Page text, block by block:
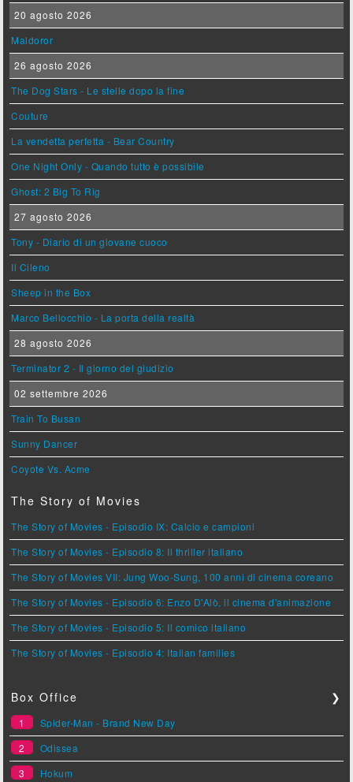
20 agosto 2026
Maldoror
26 agosto 2026
The Dog Stars - Le stelle dopo la fine
Couture
La vendetta perfetta - Bear Country
One Night Only - Quando tutto è possibile
Ghost: 2 Big To Rig
27 agosto 2026
Tony - Diario di un giovane cuoco
Il Cileno
Sheep in the Box
Marco Bellocchio - La porta della realtà
28 agosto 2026
Terminator 2 - Il giorno del giudizio
02 settembre 2026
Train To Busan
Sunny Dancer
Coyote Vs. Acme
The Story of Movies
The Story of Movies - Episodio IX: Calcio e campioni
The Story of Movies - Episodio 8: Il thriller italiano
The Story of Movies VII: Jung Woo-Sung, 100 anni di cinema coreano
The Story of Movies - Episodio 6: Enzo D'Alò, il cinema d'animazione
The Story of Movies - Episodio 5: Il comico italiano
The Story of Movies - Episodio 4: Italian families
Box Office ❯
1
Spider-Man - Brand New Day
2
Odissea
3
Hokum